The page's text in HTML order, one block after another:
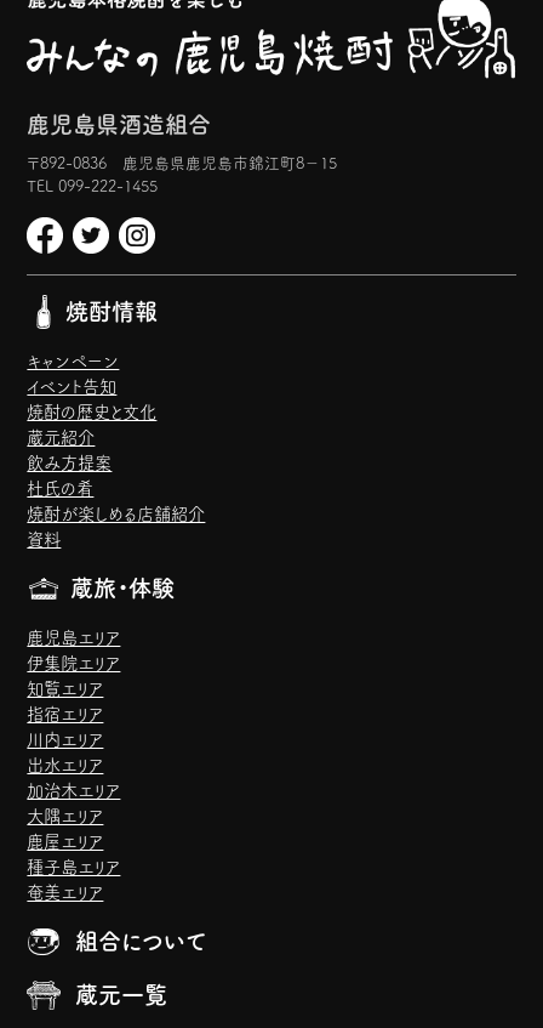
鹿児島県酒造組合
〒892-0836 鹿児島県鹿児島市錦江町8−15
TEL 099-222-1455
焼酎情報
キャンペーン
イベント告知
焼酎の歴史と文化
蔵元紹介
飲み方提案
杜氏の肴
焼酎が楽しめる店舗紹介
資料
蔵旅・体験
鹿児島エリア
伊集院エリア
知覧エリア
指宿エリア
川内エリア
出水エリア
加治木エリア
大隅エリア
鹿屋エリア
種子島エリア
奄美エリア
組合について
蔵元一覧